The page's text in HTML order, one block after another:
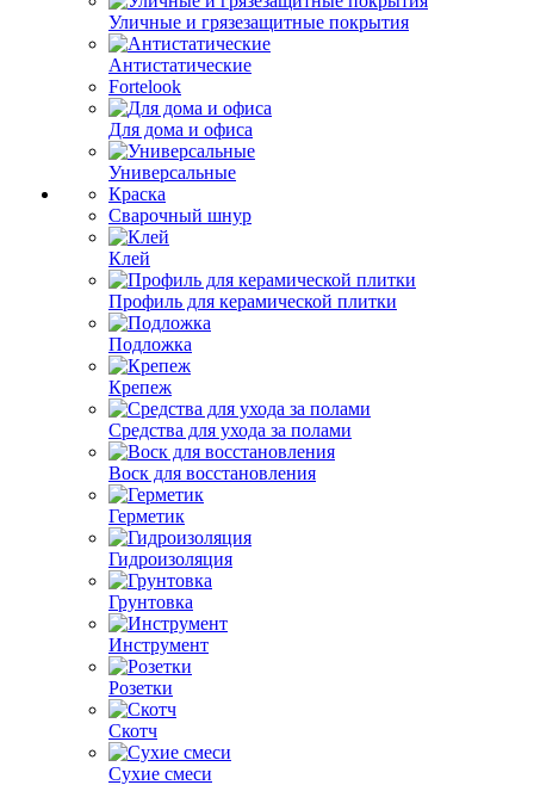
Уличные и грязезащитные покрытия
Антистатические
Fortelook
Для дома и офиса
Универсальные
Краска
Сварочный шнур
Клей
Профиль для керамической плитки
Подложка
Крепеж
Средства для ухода за полами
Воск для восстановления
Герметик
Гидроизоляция
Грунтовка
Инструмент
Розетки
Скотч
Сухие смеси